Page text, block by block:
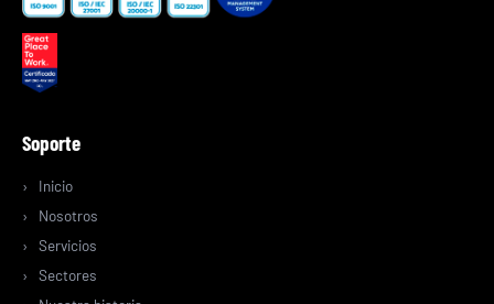
Soporte
Inicio
Nosotros
Servicios
Sectores